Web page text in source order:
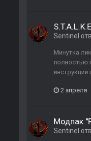
Sentinel
Минутка
полностью
инструкции
2 апреля
Модпак
Sentinel